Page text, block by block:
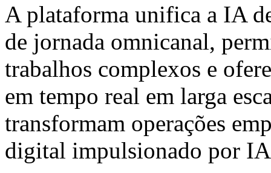
A plataforma unifica a IA
de jornada omnicanal,
trabalhos complexos e
em tempo real em larga
transformam operações
digital impulsionado por